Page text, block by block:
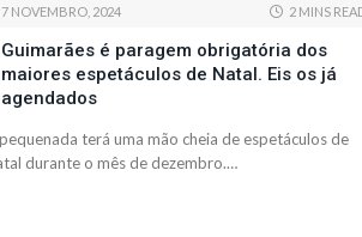
7 NOVEMBRO, 2024 2 MINS
Guimarães é paragem obrigatória dos
maiores espetáculos de Natal. Eis os já
agendados
terá uma mão cheia de espetáculos de
durante o mês de dezembro.…